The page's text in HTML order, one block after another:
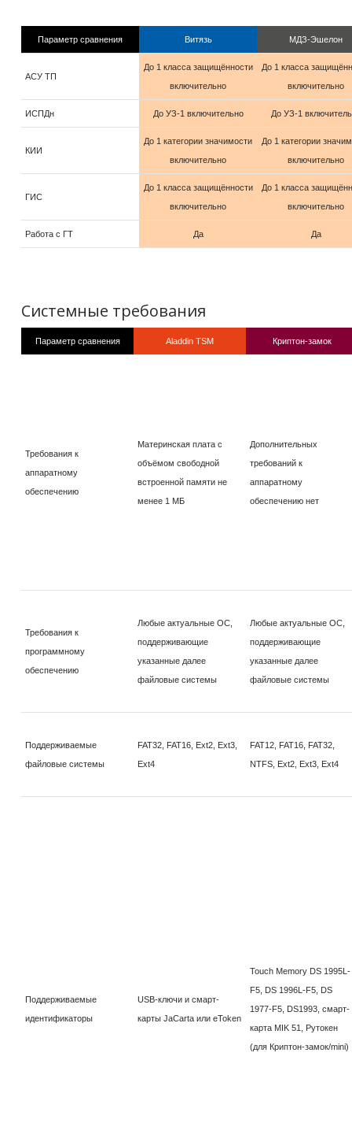
Параметр сравнения Витязь МДЗ-Эшелон
АСУ ТП
До 1 класса защищённости
включительно
До 1 класса
включительно
ИСПДн До УЗ-1 включительно До УЗ-1
КИИ
До 1 категории значимости
включительно
До 1 категории
включительно
ГИС
До 1 класса защищённости
включительно
До 1 класса
включительно
Работа с ГТ Да Да
Системные требования
Параметр сравнения Aladdin TSM Криптон-замок
Требования к
аппаратному
обеспечению
Материнская плата с
объёмом свободной
встроенной памяти не
менее 1 МБ
Дополнительных
требований к
аппаратному
обеспечению нет
Требования к
программному
обеспечению
Любые актуальные ОС,
поддерживающие
указанные далее
файловые системы
Любые актуальные ОС,
поддерживающие
указанные далее
файловые системы
Поддерживаемые
файловые системы
FAT32, FAT16, Ext2, Ext3,
Ext4
FAT12, FAT16, FAT32,
NTFS, Ext2, Ext3, Ext4
Поддерживаемые
идентификаторы
USB-ключи и смарт-
карты JaCarta или eToken
Touch Memory DS 1995L-
F5, DS 1996L-F5, DS
1977-F5, DS1993, смарт-
карта MIK 51, Рутокен
(для Криптон-замок/mini)